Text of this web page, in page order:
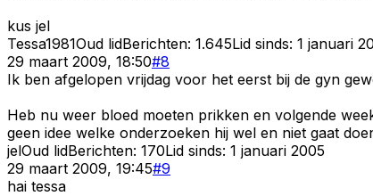
kus jel
Tessa1981Oud lidBerichten: 1.645Lid sinds: 1 januari
29 maart 2009, 18:50#8
Ik ben afgelopen vrijdag voor het eerst bij de gyn
Heb nu weer bloed moeten prikken en volgende
geen idee welke onderzoeken hij wel en niet gaat
jelOud lidBerichten: 170Lid sinds: 1 januari 2005
29 maart 2009, 19:45#9
hai tessa